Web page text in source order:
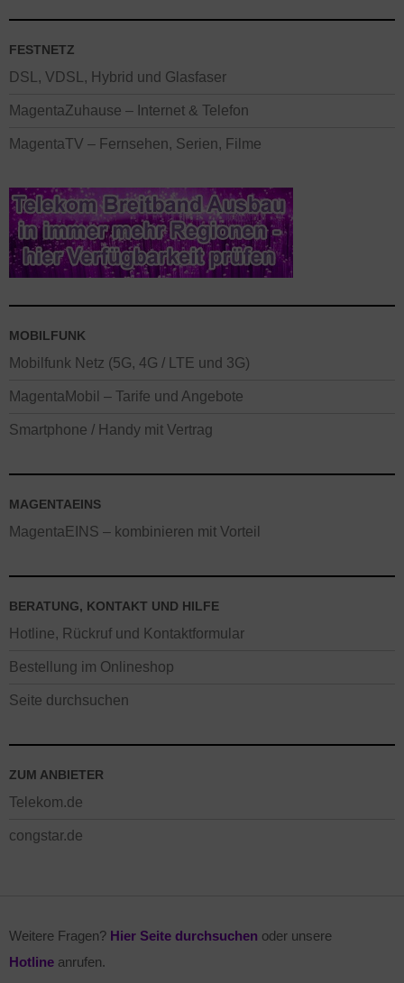
FESTNETZ
DSL, VDSL, Hybrid und Glasfaser
MagentaZuhause – Internet & Telefon
MagentaTV – Fernsehen, Serien, Filme
MOBILFUNK
Mobilfunk Netz (5G, 4G / LTE und 3G)
MagentaMobil – Tarife und Angebote
Smartphone / Handy mit Vertrag
MAGENTAEINS
MagentaEINS – kombinieren mit Vorteil
BERATUNG, KONTAKT UND HILFE
Hotline, Rückruf und Kontaktformular
Bestellung im Onlineshop
Seite durchsuchen
ZUM ANBIETER
Telekom.de
congstar.de
Weitere Fragen? Hier Seite durchsuchen oder unsere
Hotline anrufen.